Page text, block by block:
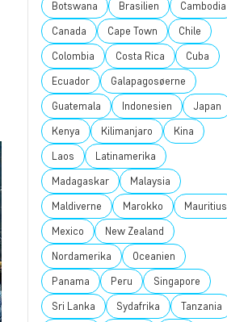
Botswana Brasilien Cambodia
Canada Cape Town Chile
Colombia Costa Rica Cuba
Ecuador Galapagosøerne
Guatemala Indonesien Japan
Kenya Kilimanjaro Kina
Laos Latinamerika
Madagaskar Malaysia
Maldiverne Marokko Mauritius
Mexico New Zealand
Nordamerika Oceanien
Panama Peru Singapore
Sri Lanka Sydafrika Tanzania